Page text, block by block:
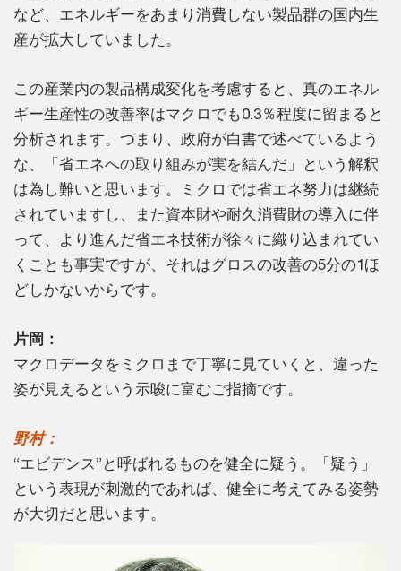
など、エネルギーをあまり消費しない製品群の国内生
産が拡大していました。
この産業内の製品構成変化を考慮すると、真のエネル
ギー生産性の改善率はマクロでも0.3％程度に留まると
分析されます。つまり、政府が白書で述べているよう
な、「省エネへの取り組みが実を結んだ」という解釈
は為し難いと思います。ミクロでは省エネ努力は継続
されていますし、また資本財や耐久消費財の導入に伴
って、より進んだ省エネ技術が徐々に織り込まれてい
くことも事実ですが、それはグロスの改善の5分の1ほ
どしかないからです。
片岡：
マクロデータをミクロまで丁寧に見ていくと、違った
姿が見えるという示唆に富むご指摘です。
野村：
“エビデンス”と呼ばれるものを健全に疑う。「疑う」
という表現が刺激的であれば、健全に考えてみる姿勢
が大切だと思います。